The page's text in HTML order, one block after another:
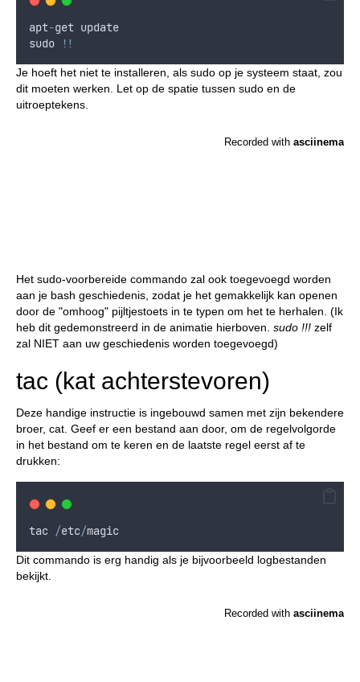
apt-get update
sudo
!!
Je hoeft het niet te installeren, als sudo op je systeem staat, zou
dit moeten werken. Let op de spatie tussen sudo en de
uitroeptekens.
Het sudo-voorbereide commando zal ook toegevoegd worden
aan je bash geschiedenis, zodat je het gemakkelijk kan openen
door de "omhoog" pijltjestoets in te typen om het te herhalen. (Ik
heb dit gedemonstreerd in de animatie hierboven. sudo !!! zelf
zal NIET aan uw geschiedenis worden toegevoegd)
tac (kat achterstevoren)
Deze handige instructie is ingebouwd samen met zijn bekendere
broer, cat. Geef er een bestand aan door, om de regelvolgorde
in het bestand om te keren en de laatste regel eerst af te
drukken:
tac /etc/magic
Dit commando is erg handig als je bijvoorbeeld logbestanden
bekijkt.